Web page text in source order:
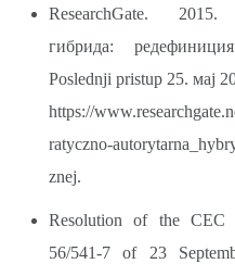
ResearchGate. 2015.
гибрида:
Poslednji pristup 25. мај
https://
ratyczno-
znej.
Resolution of the CEC
56/541-7 of 23